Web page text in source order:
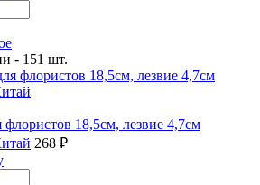
- 151 шт.
18,5см, лезвие 4,7см
268 ₽